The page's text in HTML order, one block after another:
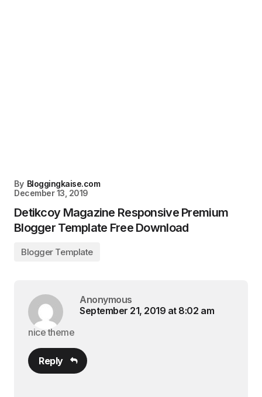
By Bloggingkaise.com
December 13, 2019
Detikcoy Magazine Responsive Premium
Blogger Template Free Download
Blogger Template
Anonymous
September 21, 2019 at 8:02 am
nice theme
Reply